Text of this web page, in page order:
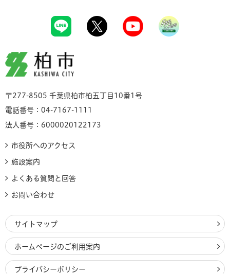
柏市
〒277-8505 千葉県柏市柏五丁目10番1号
電話番号：04-7167-1111
法人番号：6000020122173
市役所へのアクセス
施設案内
よくある質問と回答
お問い合わせ
サイトマップ
ホームページのご利用案内
プライバシーポリシー